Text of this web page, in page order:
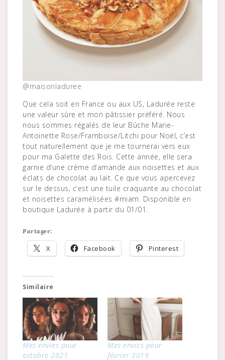
@maisonladuree
Que cela soit en France ou aux US, Ladurée reste
une valeur sûre et mon pâtissier préféré. Nous
nous sommes régalés de leur Bûche Marie-
Antoinette Rose/Framboise/Litchi pour Noël, c’est
tout naturellement que je me tournerai vers eux
pour ma Galette des Rois. Cette année, elle sera
garnie d’une crème d’amande aux noisettes et aux
éclats de chocolat au lait. Ce que vous apercevez
sur le dessus, c’est une tuile craquante au chocolat
et noisettes caramélisées #miam. Disponible en
boutique Ladurée à partir du 01/01.
Partager:
X Facebook Pinterest
Similaire
Mes envies pour
octobre 2021
Mes envies pour
février 2019